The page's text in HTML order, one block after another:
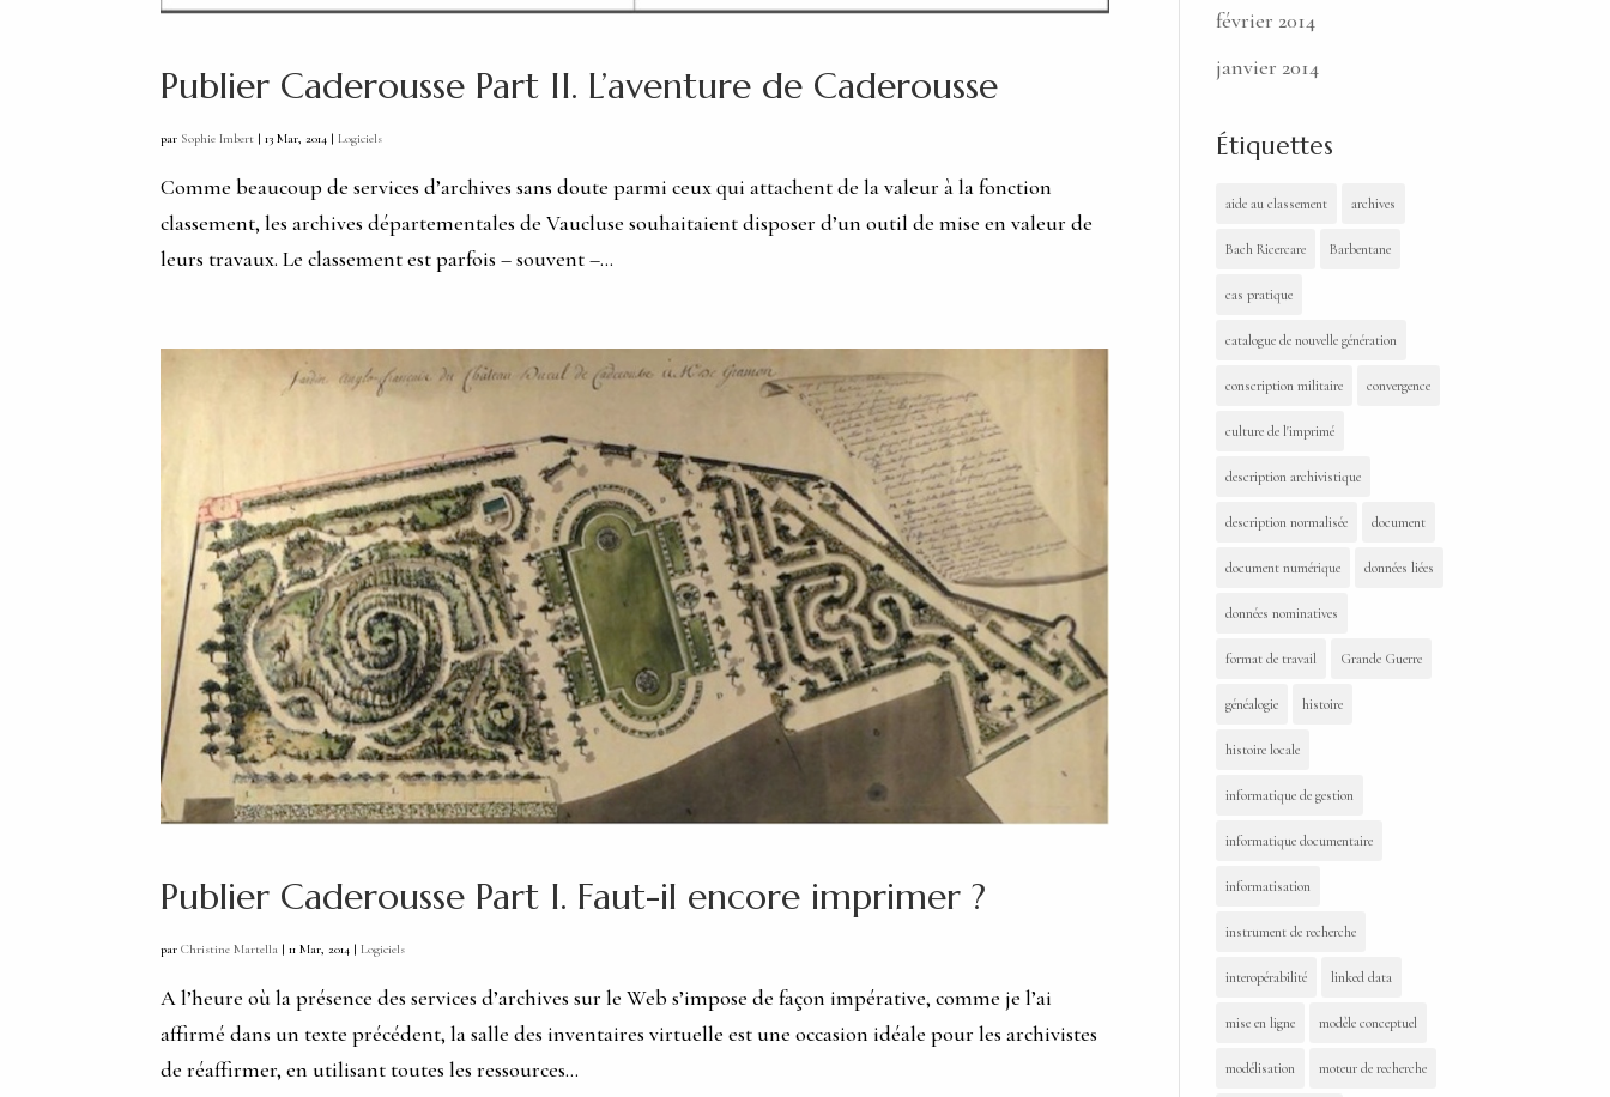
Publier Caderousse Part II. L’aventure de Caderousse
par Sophie Imbert |13 Mar, 2014 |Logiciels
Comme beaucoup de services d’archives sans doute parmi ceux qui attachent de la valeur à la fonction
classement, les archives départementales de Vaucluse souhaitaient disposer d’un outil de mise en valeur de
leurs travaux. Le classement est parfois – souvent –...
Publier Caderousse Part I. Faut-il encore imprimer ?
parChristine Martella |11 Mar, 2014 |Logiciels
A l’heure où la présence des services d’archives sur le Web s’impose de façon impérative, comme je l’ai
affirmé dans un texte précédent, la salle des inventaires virtuelle est une occasion idéale pour les archivistes
de réaffirmer, en utilisant toutes les ressources...
février 2014
janvier 2014
Étiquettes
aide au classement archives
Bach Ricercare Barbentane
cas pratique
catalogue de nouvelle génération
conscription militaire convergence
culture de l'imprimé
description archivistique
description normalisée document
document numérique données liées
données nominatives
format de travail Grande Guerre
généalogie histoire
histoire locale
informatique de gestion
informatique documentaire
informatisation
instrument de recherche
interopérabilité linked data
mise en ligne modèle conceptuel
modélisation moteur de recherche